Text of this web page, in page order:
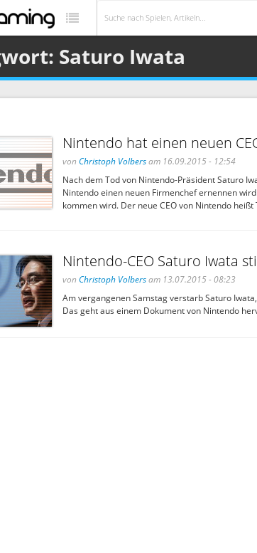
Saturo Iwata
Nintendo hat einen neuen
von Christoph Volbersam 16.09.2015 - 12:54
Nach dem Tod von Nintendo-Präsident Saturo
Nintendo einen neuen Firmenchef ernennen
kommen wird. Der neue CEO von Nintendo
Nintendo-CEO Saturo Iwata
von Christoph Volbersam 13.07.2015 - 08:23
Am vergangenen Samstag verstarb Saturo
Das geht aus einem Dokument von Nintendo